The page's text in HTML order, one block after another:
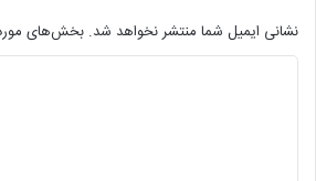
لینک خبر
نشانی ایمیل شما منتشر نخواهد شد. بخش‌های